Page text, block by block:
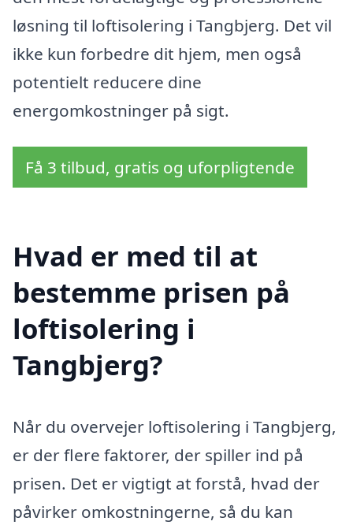
løsning til loftisolering i Tangbjerg. Det vil
ikke kun forbedre dit hjem, men også
potentielt reducere dine
energomkostninger på sigt.
Få 3 tilbud, gratis og uforpligtende
Hvad er med til at
bestemme prisen på
loftisolering i
Tangbjerg?
Når du overvejer loftisolering i Tangbjerg,
er der flere faktorer, der spiller ind på
prisen. Det er vigtigt at forstå, hvad der
påvirker omkostningerne, så du kan